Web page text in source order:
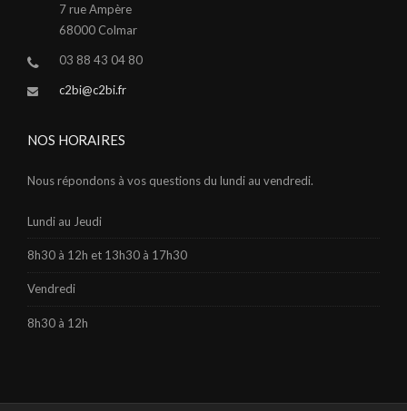
7 rue Ampère
68000 Colmar
03 88 43 04 80
c2bi@c2bi.fr
NOS HORAIRES
Nous répondons à vos questions du lundi au vendredi.
Lundi au Jeudi
8h30 à 12h et 13h30 à 17h30
Vendredi
8h30 à 12h